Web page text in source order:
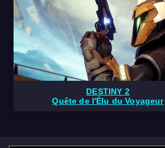
DESTINY 2
Quête de l'Élu du Voyageur